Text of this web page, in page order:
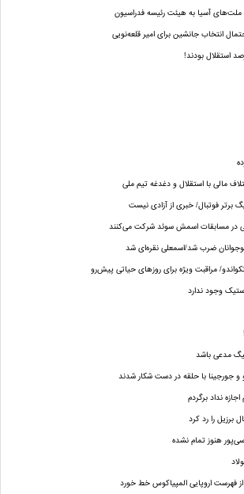
ملت‌های آسیا به هیئت رئیسه فدراسیون
انتخاب جانشین برای امیر قلعه‌نویی
مالی با استقلال و دغدغه تیم ملی
برتر فوتبال/ خبری از آزادی نیست
در مسابقات اسمش سوئد شرکت می‌کنند
ضرب شد/اسمعلی نقره‌ای شد
مراقبت ویژه برای روزهای حیاتی پیش‌رو
وجود ندارد
لیگ مدعی باشد
و جورجینا با حلقه در دست شکار شدند
نداد برگردم
برزیل را رد کرد
هنوز تمام نشده
از فهرست اروپایی المپیاکوس خط خورد